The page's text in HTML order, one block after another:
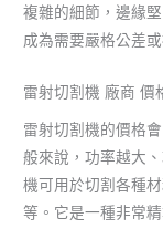
複雜的細節，邊緣
成為需要嚴格公差
雷射切割機 廠商 價
雷射切割機的價格
般來說，功率越大
機可用於切割各種
等。它是一種非常